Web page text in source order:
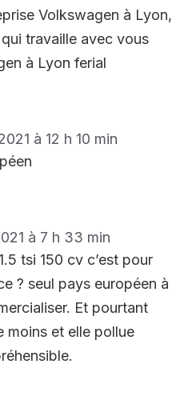
Volkswagen à Lyon,
travaille avec vous
à Lyon ferial
à 12 h 10 min
à 7 h 33 min
tsi 150 cv c’est pour
? seul pays européen à
Et pourtant
moins et elle pollue